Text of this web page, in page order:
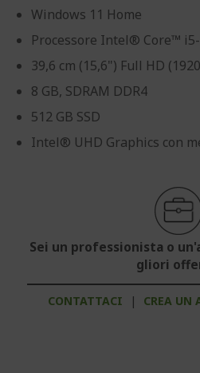
Windows 11 Home
Processore Intel® Core™ i5-
39,6 cm (15,6") Full HD
8 GB, SDRAM DDR4
512 GB SSD
Intel® UHD Graphics con
Sei un professionista o
gliori
CONTATTACI | CREA UN